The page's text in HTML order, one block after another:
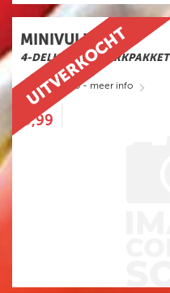
MINIVULKANE
4-DELIG VUURWERKPAKKET
art.nr: FF6515- meer info
5,99